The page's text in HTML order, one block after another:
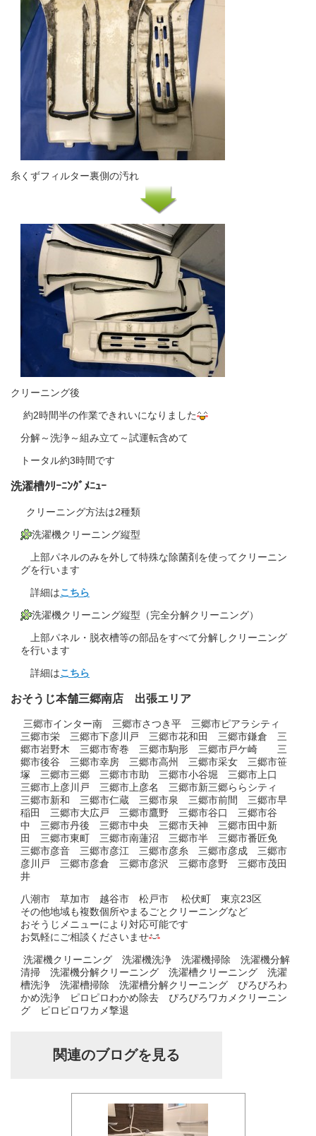
糸くずフィルター裏側の汚れ
クリーニング後
約2時間半の作業できれいになりました
分解～洗浄～組み立て～試運転含めて
トータル約3時間です
洗濯槽ｸﾘｰﾆﾝｸﾞﾒﾆｭｰ
クリーニング方法は2種類
洗濯機クリーニング縦型
上部パネルのみを外して特殊な除菌剤を使ってクリーニン
グを行います
詳細はこちら
洗濯機クリーニング縦型（完全分解クリーニング）
上部パネル・脱衣槽等の部品をすべて分解しクリーニング
を行います
詳細はこちら
おそうじ本舗三郷南店 出張エリア
三郷市インター南 三郷市さつき平 三郷市ピアラシティ
三郷市栄 三郷市下彦川戸 三郷市花和田 三郷市鎌倉 三
郷市岩野木 三郷市寄巻 三郷市駒形 三郷市戸ケ崎 三
郷市後谷 三郷市幸房 三郷市高州 三郷市采女 三郷市笹
塚 三郷市三郷 三郷市市助 三郷市小谷堀 三郷市上口
三郷市上彦川戸 三郷市上彦名 三郷市新三郷ららシティ
三郷市新和 三郷市仁蔵 三郷市泉 三郷市前間 三郷市早
稲田 三郷市大広戸 三郷市鷹野 三郷市谷口 三郷市谷
中 三郷市丹後 三郷市中央 三郷市天神 三郷市田中新
田 三郷市東町 三郷市南蓮沼 三郷市半 三郷市番匠免
三郷市彦音 三郷市彦江 三郷市彦糸 三郷市彦成 三郷市
彦川戸 三郷市彦倉 三郷市彦沢 三郷市彦野 三郷市茂田
井
八潮市 草加市 越谷市 松戸市 松伏町 東京23区
その他地域も複数個所やまるごとクリーニングなど
おそうじメニューにより対応可能です
お気軽にご相談くださいませ
洗濯機クリーニング 洗濯機洗浄 洗濯機掃除 洗濯機分解
清掃 洗濯機分解クリーニング 洗濯槽クリーニング 洗濯
槽洗浄 洗濯槽掃除 洗濯槽分解クリーニング ぴろぴろわ
かめ洗浄 ピロピロわかめ除去 ぴろぴろワカメクリーニン
グ ピロピロワカメ撃退
関連のブログを見る